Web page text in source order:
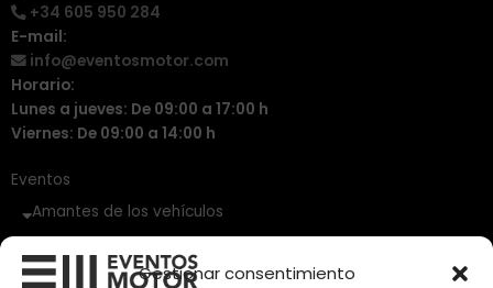
Gestionar consentimiento
+34 605 950 284
E-mail:
info@eventosmotor.com
Horario:
Lunes a jueves: De 09:00 a 17:00 h
Viernes: De 09:00 a 14:00 h
Eventos
Amantes de los vehículos
Vehículos Clásicos